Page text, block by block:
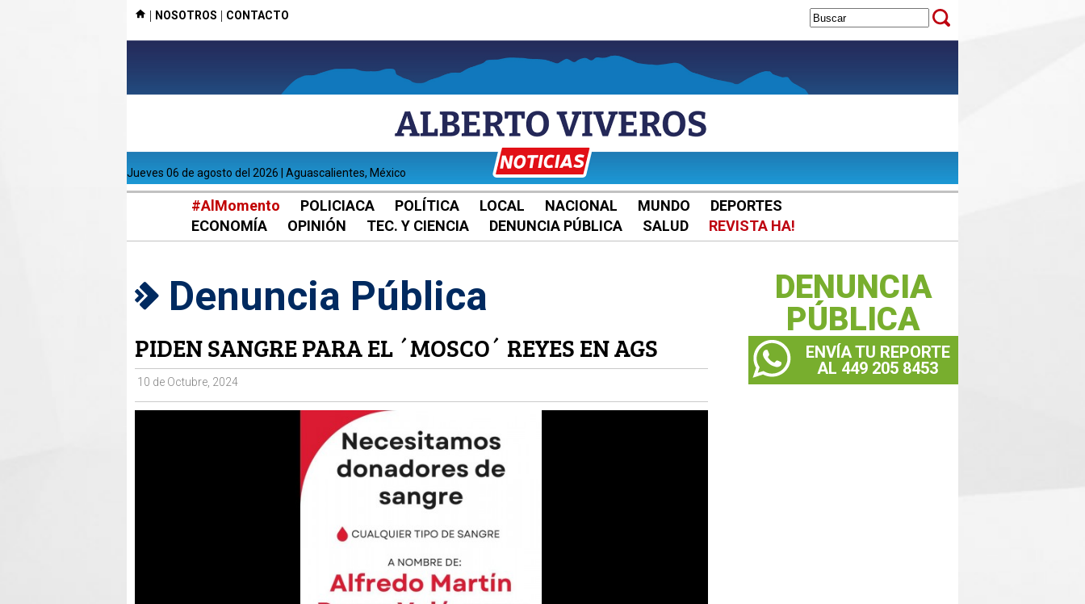
| NOSOTROS | CONTACTO
jueves 06 de agosto del 2026 | Aguascalientes, México
#AlMomento POLICIACA POLÍTICA LOCAL NACIONAL MUNDO
DEPORTES
ECONOMÍA
OPINIÓN TEC. Y CIENCIA DENUNCIA PÚBLICA SALUD REVISTA HA!
Denuncia Pública
PIDEN SANGRE PARA EL ´MOSCO´ REYES EN AGS
10 de Octubre, 2024
DENUNCIA
PÚBLICA
ENVÍA TU REPORTE
AL 449 205 8453